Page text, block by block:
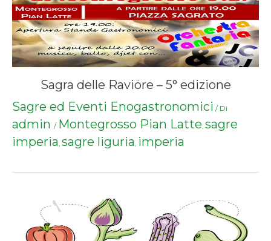
Sagra delle Raviöre – 5° edizione
Sagre ed Eventi Enogastronomici / Di
admin / Montegrosso Pian Latte, sagre
imperia, sagre liguria, imperia